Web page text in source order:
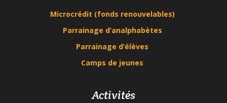
Microcrédit (fonds renouvelables)
Parrainage d’analphabètes
Parrainage d’élèves
Camps de jeunes
Activités